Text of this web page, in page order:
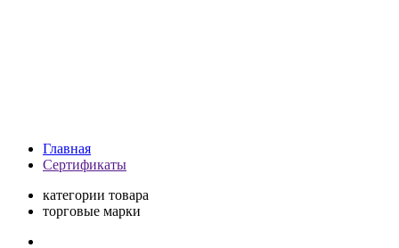
Главная
Сертификаты
категории товара
торговые марки